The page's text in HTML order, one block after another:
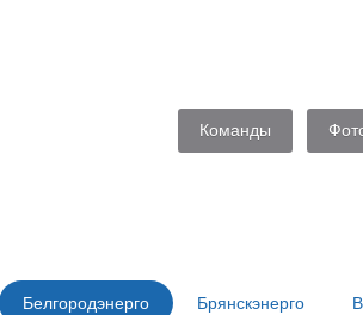
Команды
Белгородэнерго Брянскэнерго